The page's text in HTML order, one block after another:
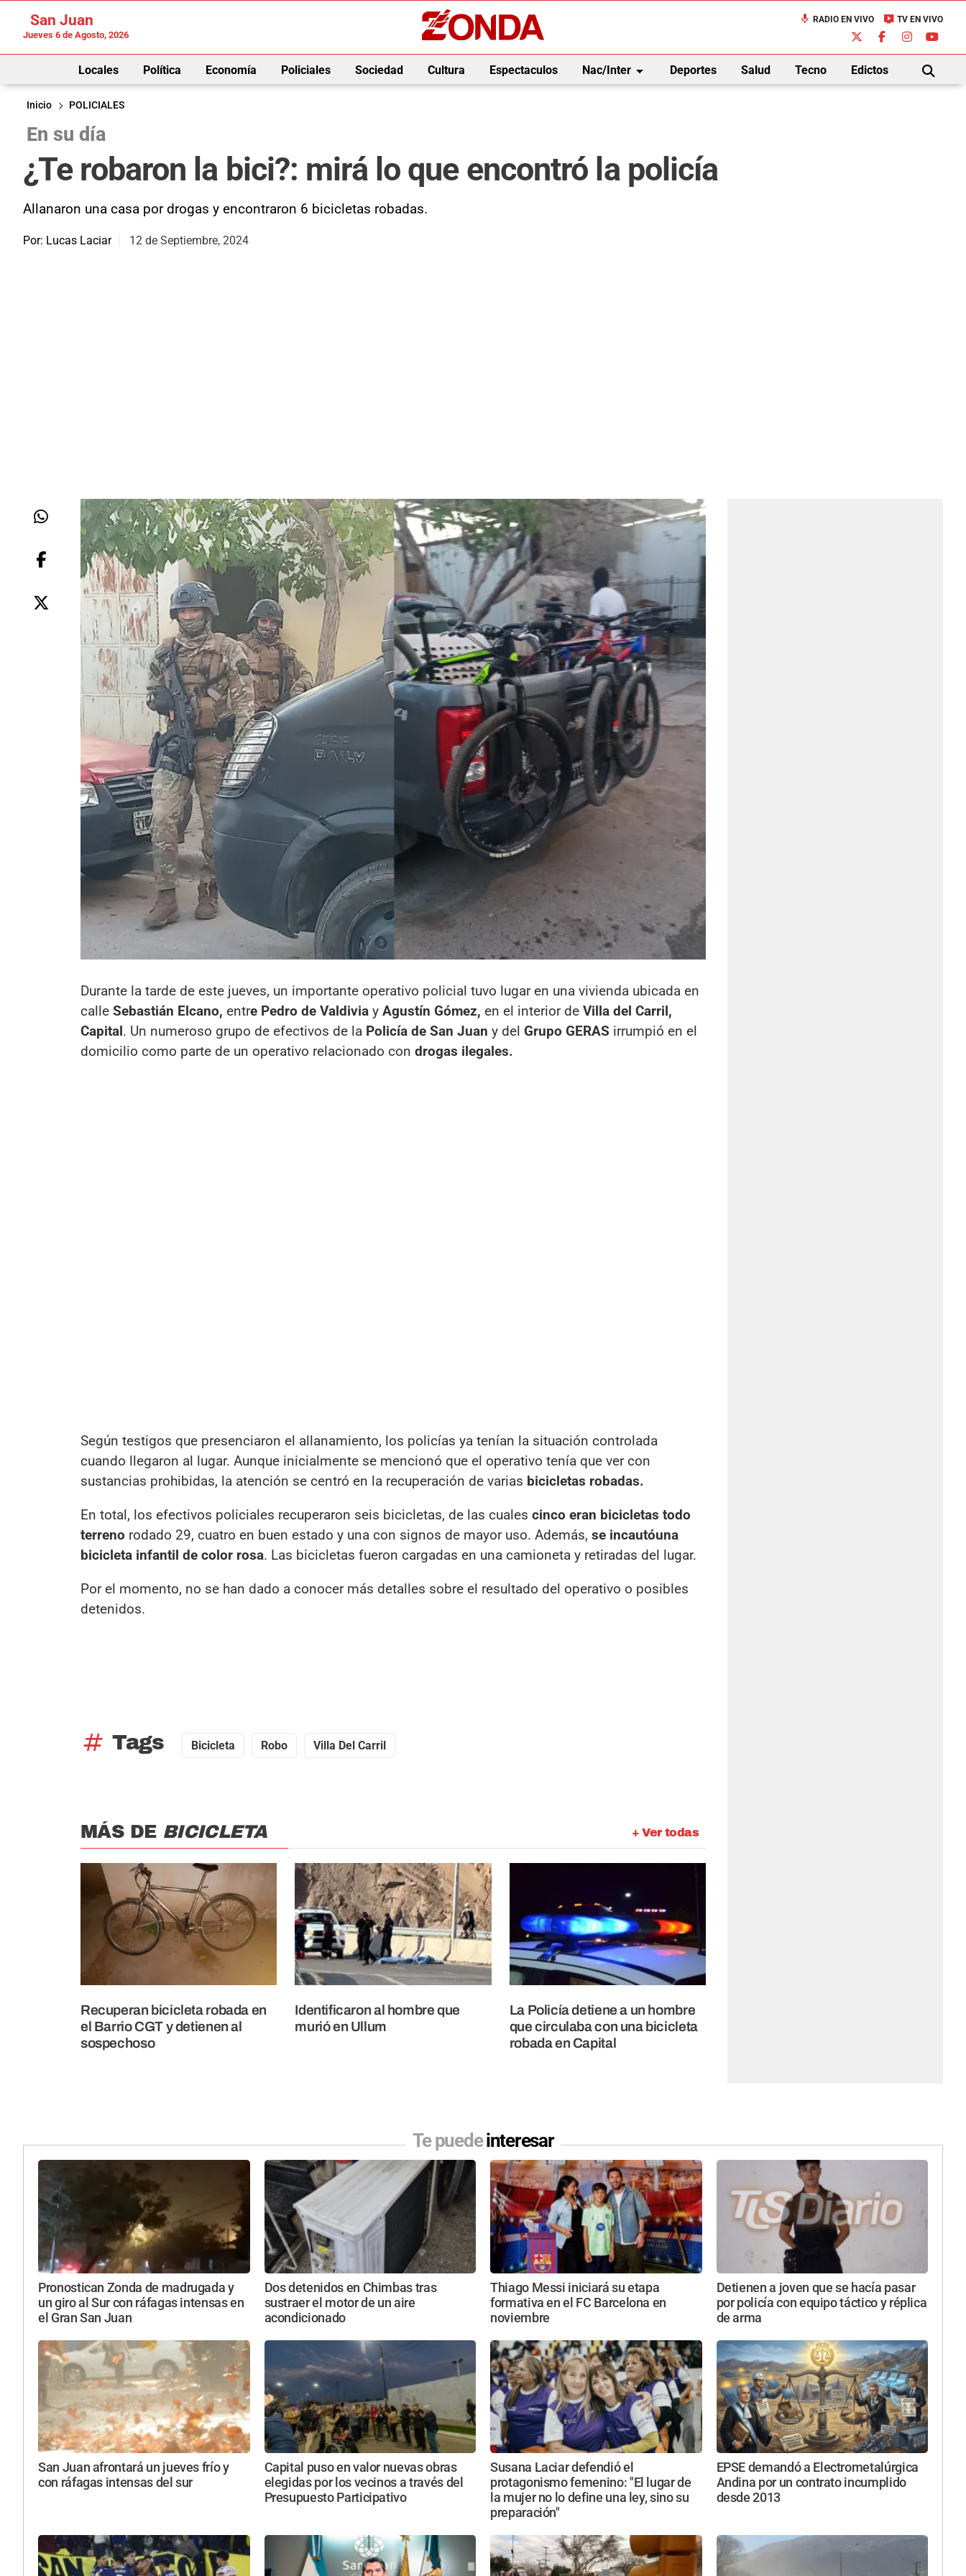
San Juan
Jueves 6 de Agosto, 2026
mic RADIO EN VIVO live_tv TV EN VIVO
Locales Política Economía Policiales Sociedad Cultura Espectaculos Nac/Interarrow_drop_down Deportes Salud Tecno Edictos
BUSCAR
Inicio
POLICIALES
En su día
¿Te robaron la bici?: mirá lo que encontró la policía
Allanaron una casa por drogas y encontraron 6 bicicletas robadas.
Por: Lucas Laciar 12 de Septiembre, 2024
Durante la tarde de este jueves, un importante operativo policial tuvo lugar en una vivienda ubicada en
calle Sebastián Elcano, entre Pedro de Valdivia y Agustín Gómez, en el interior de Villa del Carril,
Capital. Un numeroso grupo de efectivos de la Policía de San Juan y del Grupo GERAS irrumpió en el
domicilio como parte de un operativo relacionado con drogas ilegales.
Según testigos que presenciaron el allanamiento, los policías ya tenían la situación controlada
cuando llegaron al lugar. Aunque inicialmente se mencionó que el operativo tenía que ver con
sustancias prohibidas, la atención se centró en la recuperación de varias bicicletas robadas.
En total, los efectivos policiales recuperaron seis bicicletas, de las cuales cinco eran bicicletas todo
terreno rodado 29, cuatro en buen estado y una con signos de mayor uso. Además, se incautóuna
bicicleta infantil de color rosa. Las bicicletas fueron cargadas en una camioneta y retiradas del lugar.
Por el momento, no se han dado a conocer más detalles sobre el resultado del operativo o posibles
detenidos.
tag Tags Bicicleta Robo Villa Del Carril
+ Ver todas
MÁS DE BICICLETA
Recuperan bicicleta robada en
el Barrio CGT y detienen al
sospechoso
Identificaron al hombre que
murió en Ullum
La Policía detiene a un hombre
que circulaba con una bicicleta
robada en Capital
Te puedeinteresar
Pronostican Zonda de madrugada y
un giro al Sur con ráfagas intensas en
el Gran San Juan
Dos detenidos en Chimbas tras
sustraer el motor de un aire
acondicionado
Thiago Messi iniciará su etapa
formativa en el FC Barcelona en
noviembre
Detienen a joven que se hacía pasar
por policía con equipo táctico y réplica
de arma
San Juan afrontará un jueves frío y
con ráfagas intensas del sur
Capital puso en valor nuevas obras
elegidas por los vecinos a través del
Presupuesto Participativo
Susana Laciar defendió el
protagonismo femenino: "El lugar de
la mujer no lo define una ley, sino su
preparación"
EPSE demandó a Electrometalúrgica
Andina por un contrato incumplido
desde 2013